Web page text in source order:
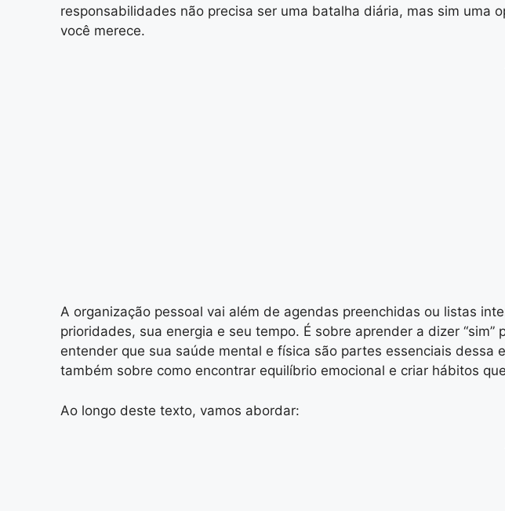
responsabilidades não precisa ser uma batalha diária, mas sim
você merece.
A organização pessoal vai além de agendas preenchidas ou listas
prioridades, sua energia e seu tempo. É sobre aprender a dizer
entender que sua saúde mental e física são partes essenciais
também sobre como encontrar equilíbrio emocional e criar hábitos
Ao longo deste texto, vamos abordar: